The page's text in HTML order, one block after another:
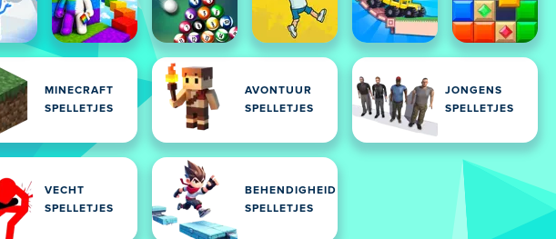
MINECRAFT
SPELLETJES
AVONTUUR
SPELLETJES
JONGENS
SPELLETJES
VECHT
SPELLETJES
BEHENDIGHEID
SPELLETJES